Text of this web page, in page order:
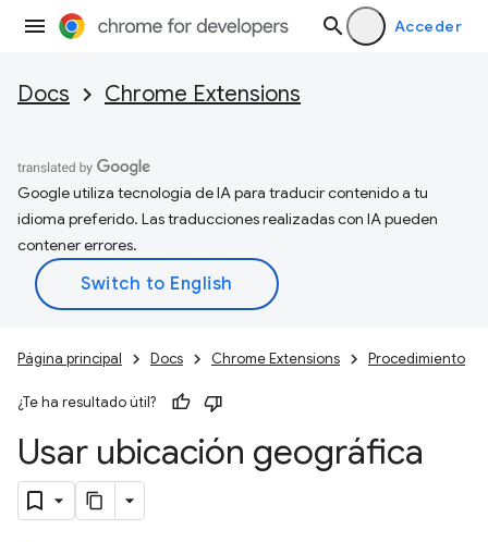
Acceder
Docs Chrome Extensions
Google utiliza tecnología de IA para traducir contenido a tu
idioma preferido. Las traducciones realizadas con IA pueden
contener errores.
Página principal Docs Chrome Extensions Procedimiento
¿Te ha resultado útil?
Usar ubicación geográfica